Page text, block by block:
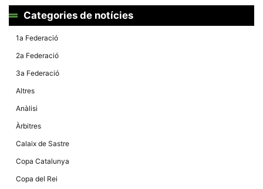
Categories de notícies
1a Federació
2a Federació
3a Federació
Altres
Anàlisi
Àrbitres
Calaix de Sastre
Copa Catalunya
Copa del Rei
nostre lloc web